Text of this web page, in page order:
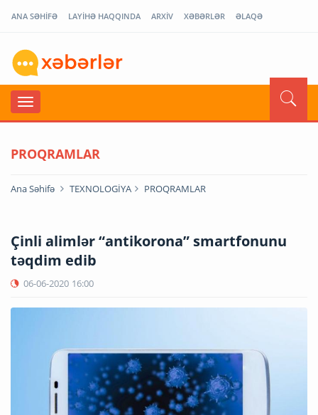
ANA SƏHİFƏ LAYİHƏ HAQQINDA ARXİV XƏBƏRLƏR ƏLAQƏ
PROQRAMLAR
Ana Səhifə TEXNOLOGİYA PROQRAMLAR
Çinli alimlər “antikorona” smartfonunu
təqdim edib
06-06-2020 16:00